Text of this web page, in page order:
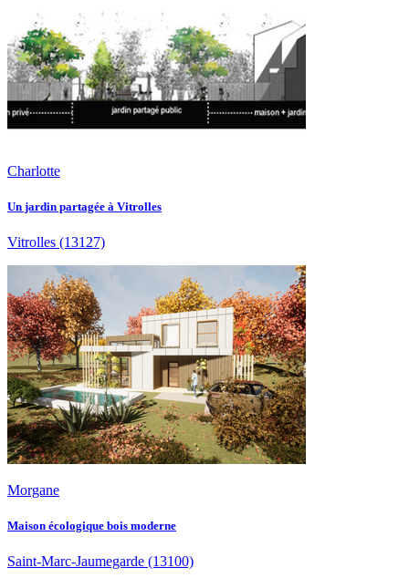
Charlotte
Un jardin partagée à Vitrolles
Vitrolles (13127)
Morgane
Maison écologique bois moderne
Saint-Marc-Jaumegarde (13100)